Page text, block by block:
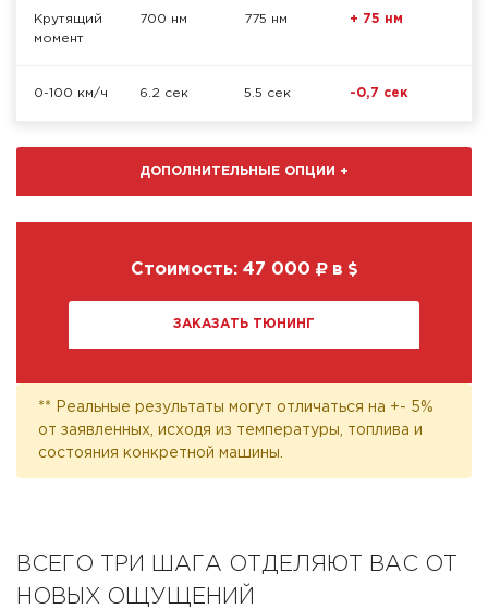
Крутящий
момент
700 нм 775 нм + 75 нм
0-100 км/ч 6.2 сек 5.5 сек -0,7 сек
ДОПОЛНИТЕЛЬНЫЕ ОПЦИИ +
Стоимость: 47 000 в
ЗАКАЗАТЬ ТЮНИНГ
** Реальные результаты могут отличаться на +- 5%
от заявленных, исходя из температуры, топлива и
состояния конкретной машины.
ВСЕГО ТРИ ШАГА ОТДЕЛЯЮТ ВАС ОТ
НОВЫХ ОЩУЩЕНИЙ